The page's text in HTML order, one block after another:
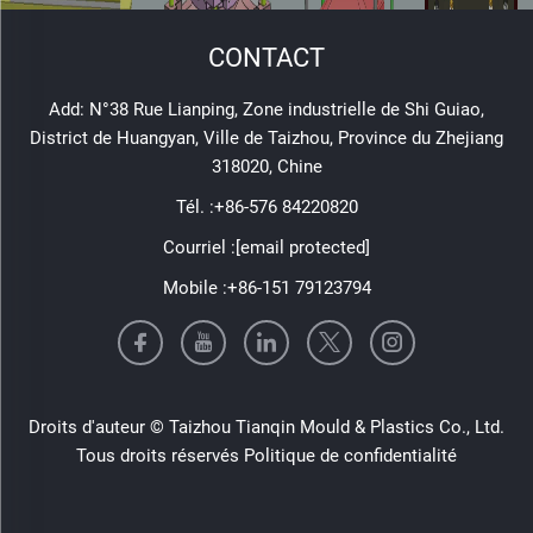
CONTACT
Add: N°38 Rue Lianping, Zone industrielle de Shi Guiao,
District de Huangyan, Ville de Taizhou, Province du Zhejiang
318020, Chine
Tél. :+86-576 84220820
Courriel :[email protected]
Mobile :+86-151 79123794
Droits d'auteur © Taizhou Tianqin Mould & Plastics Co., Ltd.
Tous droits réservés Politique de confidentialité